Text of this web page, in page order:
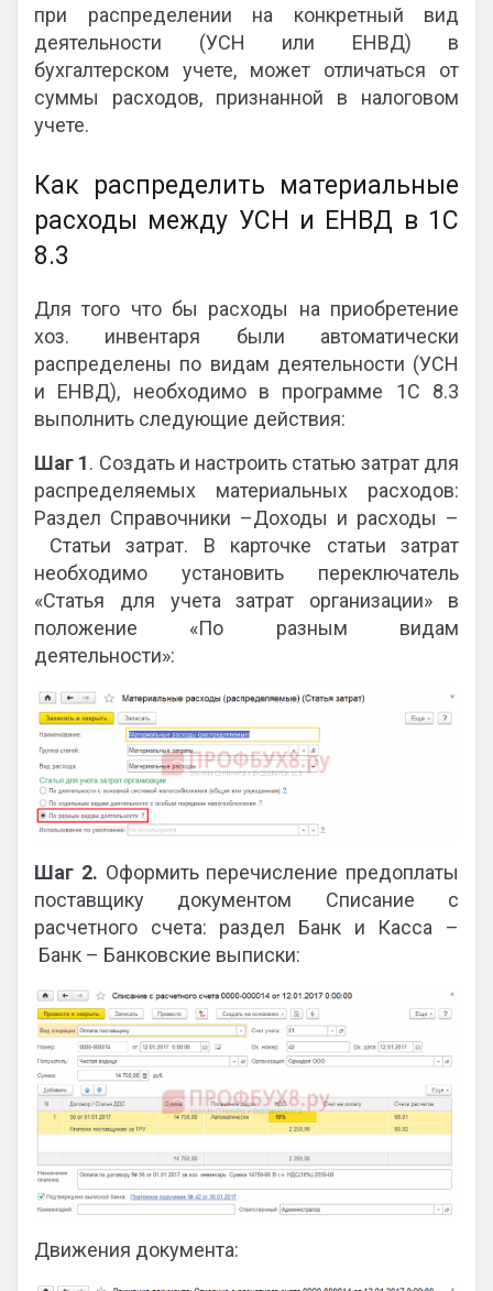
при распределении на конкретный вид
деятельности (УСН или ЕНВД) в
бухгалтерском учете, может отличаться от
суммы расходов, признанной в налоговом
учете.
Как распределить материальные
расходы между УСН и ЕНВД в 1С
8.3
Для того что бы расходы на приобретение
хоз. инвентаря были автоматически
распределены по видам деятельности (УСН
и ЕНВД), необходимо в программе 1С 8.3
выполнить следующие действия:
Шаг 1. Создать и настроить статью затрат для
распределяемых материальных расходов:
Раздел Справочники –Доходы и расходы –
Статьи затрат. В карточке статьи затрат
необходимо установить переключатель
«Статья для учета затрат организации» в
положение «По разным видам
деятельности»:
Шаг 2. Оформить перечисление предоплаты
поставщику документом Списание с
расчетного счета: раздел Банк и Касса –
Банк – Банковские выписки:
Движения документа: